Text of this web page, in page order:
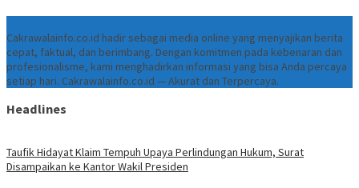
Cakrawalainfo.co.id hadir sebagai media online yang menyajikan berita
cepat, faktual, dan berimbang. Dengan komitmen pada kebenaran dan
profesionalisme, kami menghadirkan informasi yang bisa Anda percaya
setiap hari. Cakrawalainfo.co.id — Akurat dan Terpercaya.
Headlines
Taufik Hidayat Klaim Tempuh Upaya Perlindungan Hukum, Surat
Disampaikan ke Kantor Wakil Presiden